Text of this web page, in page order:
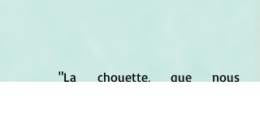
	"La chouette, que nous